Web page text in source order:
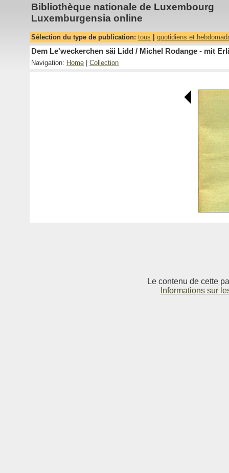
Bibliothèque nationale de Luxembourg
Luxemburgensia online
Sélection du type de publication: tous quotidiens et
Dem Le'weckerchen säi Lidd / Michel Rodange - mit
Navigation: Home Collection
Le contenu de cette
Informations sur